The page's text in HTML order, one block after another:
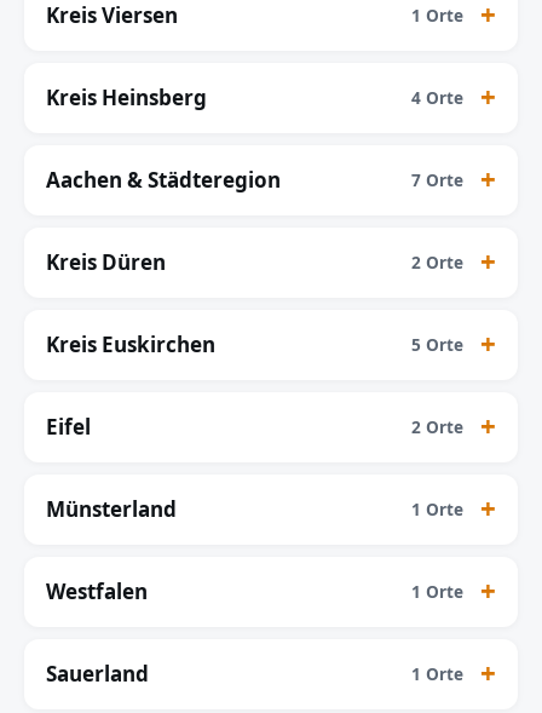
Kreis Viersen 1 Orte
Kreis Heinsberg 4 Orte
Aachen & Städteregion 7 Orte
Kreis Düren 2 Orte
Kreis Euskirchen 5 Orte
Eifel 2 Orte
Münsterland 1 Orte
Westfalen 1 Orte
Sauerland 1 Orte